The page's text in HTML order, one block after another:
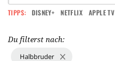
TIPPS: DISNEY+ NETFLIX APPLE TV
Du filterst nach:
Halbbruder